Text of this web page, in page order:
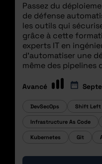
Passez du
de défense
les outils qui
grâce à cette
experts IT en
d'automatiser une
même des pipelines
Avancé
DevSecOps Shift Left
Infrastructure As Code
Kubernetes Git